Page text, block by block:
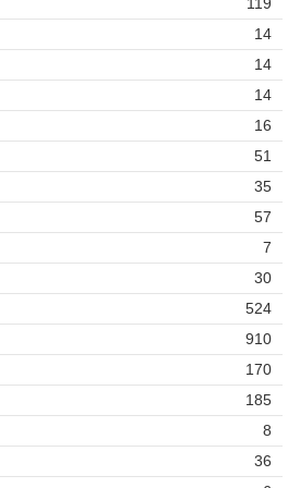
14
14
14
16
51
35
57
7
30
524
910
170
185
8
36